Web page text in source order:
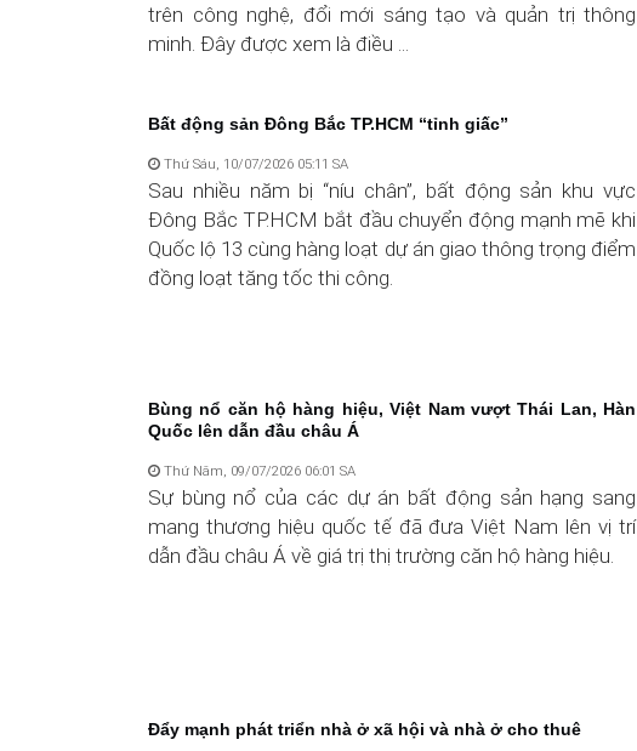
trên công nghệ, đổi mới sáng tạo và quản trị thông
minh. Đây được xem là điều ...
Bất động sản Đông Bắc TP.HCM “tỉnh giấc”
Thứ Sáu, 10/07/2026 05:11 SA
Sau nhiều năm bị “níu chân”, bất động sản khu vực
Đông Bắc TP.HCM bắt đầu chuyển động mạnh mẽ khi
Quốc lộ 13 cùng hàng loạt dự án giao thông trọng điểm
đồng loạt tăng tốc thi công.
Bùng nổ căn hộ hàng hiệu, Việt Nam vượt Thái Lan, Hàn
Quốc lên dẫn đầu châu Á
Thứ Năm, 09/07/2026 06:01 SA
Sự bùng nổ của các dự án bất động sản hạng sang
mang thương hiệu quốc tế đã đưa Việt Nam lên vị trí
dẫn đầu châu Á về giá trị thị trường căn hộ hàng hiệu.
Đẩy mạnh phát triển nhà ở xã hội và nhà ở cho thuê